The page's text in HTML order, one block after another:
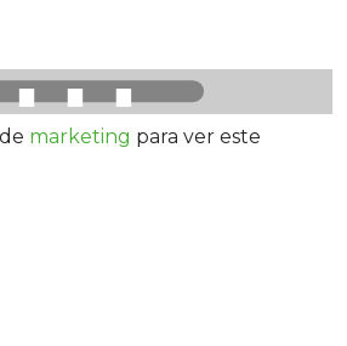
⋯
marketing para ver este